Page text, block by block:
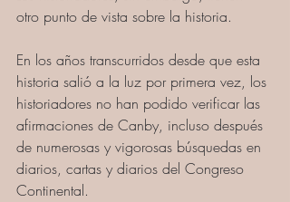
otro punto de vista sobre la historia.
En los años transcurridos desde que esta
historia salió a la luz por primera vez, los
historiadores no han podido verificar las
afirmaciones de Canby, incluso después
de numerosas y vigorosas búsquedas en
diarios, cartas y diarios del Congreso
Continental.